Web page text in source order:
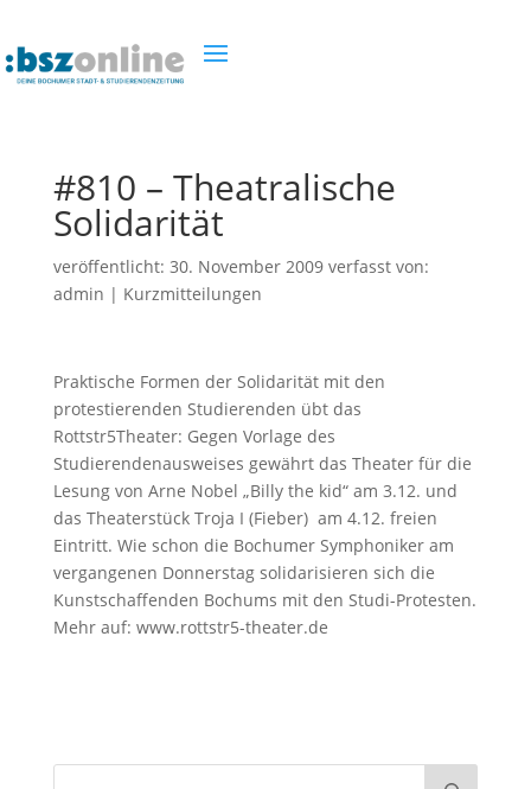
#810 – Theatralische
Solidarität
veröffentlicht: 30. November 2009verfasst von:
admin | Kurzmitteilungen
Praktische Formen der Solidarität mit den
protestierenden Studierenden übt das
Rottstr5Theater: Gegen Vorlage des
Studierendenausweises gewährt das Theater für die
Lesung von Arne Nobel „Billy the kid“ am 3.12. und
das Theaterstück Troja I (Fieber) am 4.12. freien
Eintritt. Wie schon die Bochumer Symphoniker am
vergangenen Donnerstag solidarisieren sich die
Kunstschaffenden Bochums mit den Studi-Protesten.
Mehr auf: www.rottstr5-theater.de